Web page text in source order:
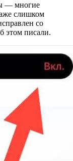
— многие
слишком
со
этом писали.